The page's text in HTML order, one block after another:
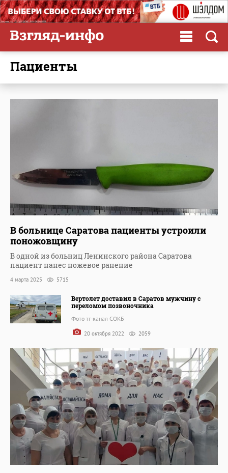
пациенты
В больнице Саратова пациенты устроили
поножовщину
В одной из больниц Ленинского района Саратова
пациент нанес ножевое ранение
4 марта 2025 5715
Вертолет доставил в Саратов мужчину с
переломом позвоночника
Фото тг-канал СОКБ
20 октября 2022 2059